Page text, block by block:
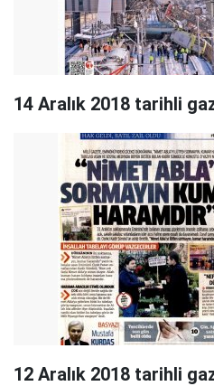
14 Aralık 2018 tarihli
12 Aralık 2018 tarihli